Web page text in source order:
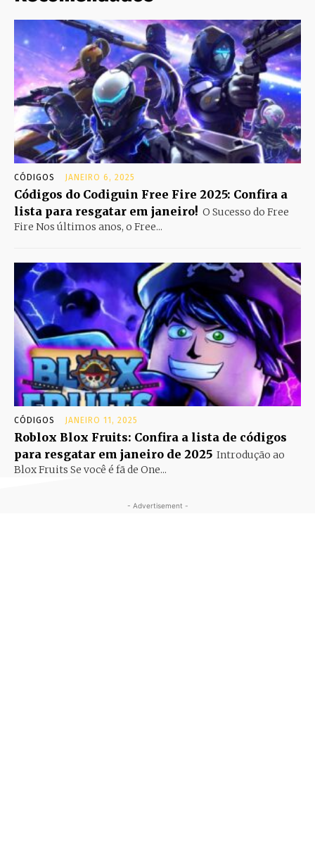
CÓDIGOS JANEIRO 6, 2025
Códigos do Codiguin Free Fire 2025: Confira a
lista para resgatar em janeiro! O Sucesso do Free
Fire Nos últimos anos, o Free...
CÓDIGOS JANEIRO 11, 2025
Roblox Blox Fruits: Confira a lista de códigos
para resgatar em janeiro de 2025 Introdução ao
Blox Fruits Se você é fã de One...
- Advertisement -